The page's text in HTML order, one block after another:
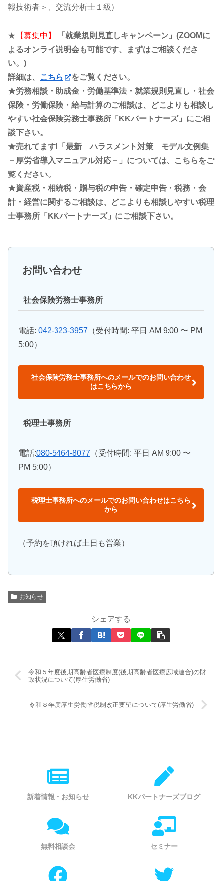
報技術者＞、交流分析士１級）
★ 【募集中】
「就業規則見直しキャンペーン」(ZOOMに
よるオンライ説明会も可能です、まずはご相談くださ
い。)
詳細は、
こちら
をご覧ください。
★労務相談・助成金・労働基準法・就業規則見直し・社会
保険・労働保険・給与計算のご相談は、どこよりも相談し
やすい社会保険労務士事務所「KKパートナーズ」にご相
談下さい。
★売れてます!「最新 ハラスメント対策 モデル文例集
－厚労省導入マニュアル対応－」については、こちらをご
覧ください。
★資産税・相続税・贈与税の申告・確定申告・税務・会
計・経営に関するご相談は、どこよりも相談しやすい税理
士事務所「KKパートナーズ」にご相談下さい。
お問い合わせ
社会保険労務士事務所
電話: 042-323-3957 （受付時間: 平日 AM 9:00 〜 PM
5:00）
社会保険労務士事務所へのメールでのお問い合わせ
はこちらから
税理士事務所
電話:080-5464-8077 （受付時間: 平日 AM 9:00 〜
PM 5:00）
税理士事務所へのメールでのお問い合わせはこちら
から
（予約を頂ければ土日も営業）
お知らせ
シェアする
令和５年度後期高齢者医療制度(後期高齢者医療広域連合)の財
政状況について(厚生労働省)
令和８年度厚生労働省税制改正要望について(厚生労働省)
新着情報・お知らせ KKパートナーズブログ
無料相談会 セミナー